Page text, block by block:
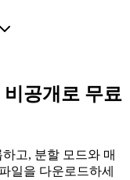
공개로 무료
고, 분할 모드와 매
일을 다운로드하세